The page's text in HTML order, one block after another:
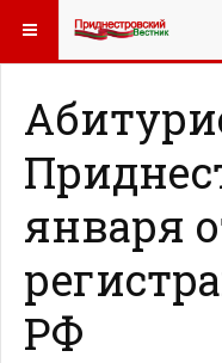
января
РФ